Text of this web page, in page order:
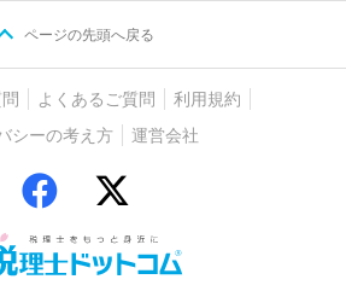
ページの先頭へ戻る
よくあるご質問
利用規約
シーの考え方
運営会社